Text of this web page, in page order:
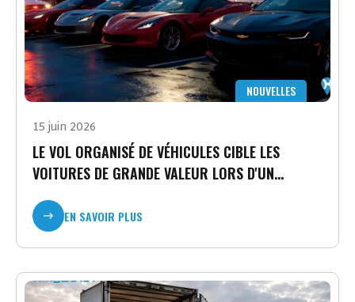
NOUVELLES
15 juin 2026
LE VOL ORGANISÉ DE VÉHICULES CIBLE LES
VOITURES DE GRANDE VALEUR LORS D'UN
ÉVÉNEMENT AUTOMOBILE MAJEUR
EN SAVOIR PLUS
CONTACTEZ-NOUS